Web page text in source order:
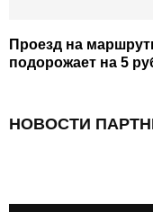
Проезд на
подорожает на 5
НОВОСТИ